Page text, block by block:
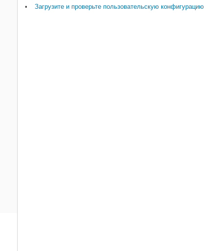
Загрузите и проверьте пользовательскую конфигурацию